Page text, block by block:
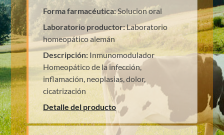
Forma farmacéutica:Solucion oral
Laboratorio productor:Laboratorio
homeopático alemán
Descripción: Inmunomodulador
Homeopático de la infección,
inflamación, neoplasias, dolor,
cicatrización
Detalle del producto